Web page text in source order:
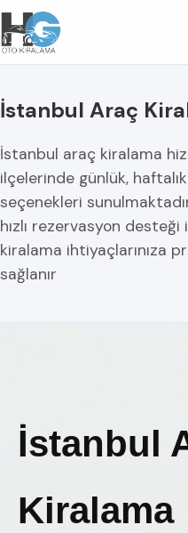
İstanbul Araç
İstanbul araç kiralama
ilçelerinde günlük,
seçenekleri
hızlı rezervasyon
kiralama ihtiyaçlarınıza
sağlanır
İstanbul
Kiralama